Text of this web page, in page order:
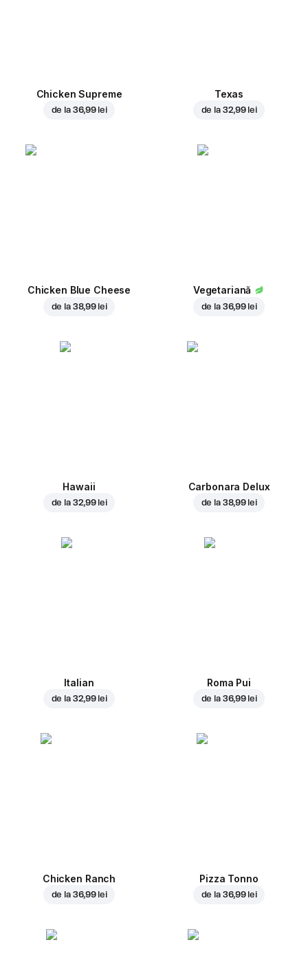
Chicken Supreme
de la 36,99 lei
Texas
de la 32,99 lei
Chicken Blue Cheese
de la 38,99 lei
Vegetariană
de la 36,99 lei
Hawaii
de la 32,99 lei
Carbonara Delux
de la 38,99 lei
Italian
de la 32,99 lei
Roma Pui
de la 36,99 lei
Chicken Ranch
de la 36,99 lei
Pizza Tonno
de la 36,99 lei